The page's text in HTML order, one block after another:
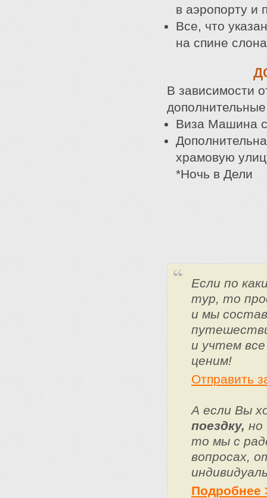
в аэропорту и
Все, что
на спине
В зависимости
дополнительные
Виза Машина
храмовую
*Ночь в Дели
Если по
тур, то
и мы
и учтем
ценим!
Отправить
А если Вы
поездку, но
то мы с
вопросах,
Подробнее